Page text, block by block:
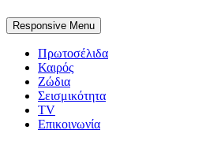
Responsive Menu
Πρωτοσέλιδα
Καιρός
Ζώδια
Σεισμικότητα
TV
Επικοινωνία